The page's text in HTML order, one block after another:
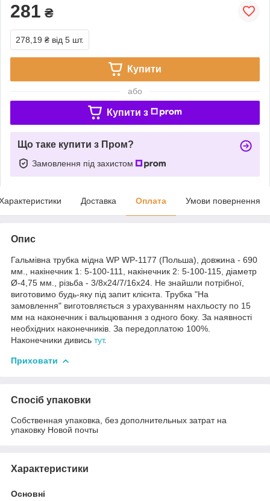
281 ₴
278,19 ₴ від 5 шт.
Купити
або
Купити з
Що таке купити з Пром?
Замовлення під захистом
Доставка Оплата Умови повернення
Опис
Гальмівна трубка мідна WP WP-1177 (Польша), довжина - 690
мм., накінечник 1: 5-100-111, накінечник 2: 5-100-115, діаметр
Ø-4,75 мм., різьба - 3/8x24/7/16x24. Не знайшли потрібної,
виготовимо будь-яку під запит клієнта. Трубка "На
замовлення" виготовляється з урахуванням нахльосту по 15
мм на наконечник і вальцювання з одного боку. За наявності
необхідних наконечників. За передоплатою 100%.
Наконечники дивись тут.
Приховати
Спосіб упаковки
Собственная упаковка, без дополнительных затрат на
упаковку Новой почты
Характеристики
Основні